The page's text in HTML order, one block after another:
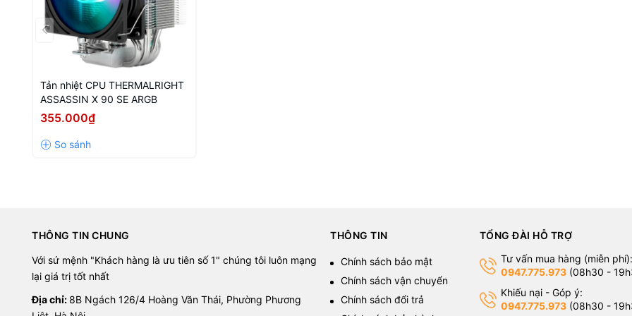
việc dòng hồi lưu bị chậm khiến hiệu suất tản nhiệt kém. Các vây tản bằng
quả tản nhiệt tăng đáng kể.
Tản nhiệt CPU THERMALRIGHT
ASSASSIN X 90 SE ARGB
355.000₫
THÔNG TIN CHUNG
Với sứ mệnh "Khách hàng là ưu tiên số 1" chúng tôi luôn mạng
lại giá trị tốt nhất
Địa chỉ: 8B Ngách 126/4 Hoàng Văn Thái, Phường Phương
THÔNG TIN
Chính sách bảo mật
Chính sách vận chuyển
Chính sách đổi trả
TỔNG ĐÀI HỖ TRỢ
Tư vấn mua hàng (miễn phí):
0947.775.973(08h30 -
Khiếu nại - Góp ý:
0947.775.973(08h30 -